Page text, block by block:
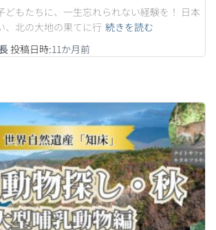
どもたちに、一生忘れられない経験を！ 日本
、北の大地の果てに行 続きを読む
投稿日時:11か月前